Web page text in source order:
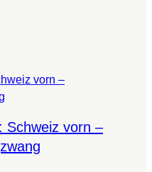
Schweiz vorn –